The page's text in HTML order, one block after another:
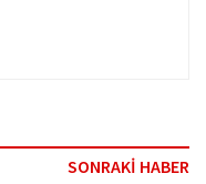
SONRAKİ HABER